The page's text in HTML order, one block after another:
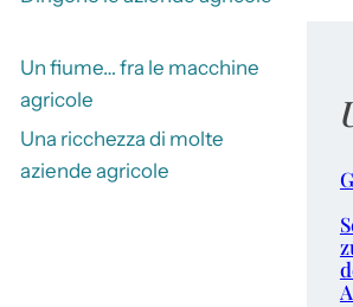
Un fiume… fra le macchine
agricole
Una ricchezza di molte
aziende agricole